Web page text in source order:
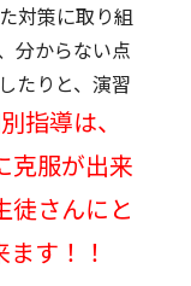
対策に取り組
分からない点
たりと、演習
指導は、
克服が出来
徒さんにと
す！！